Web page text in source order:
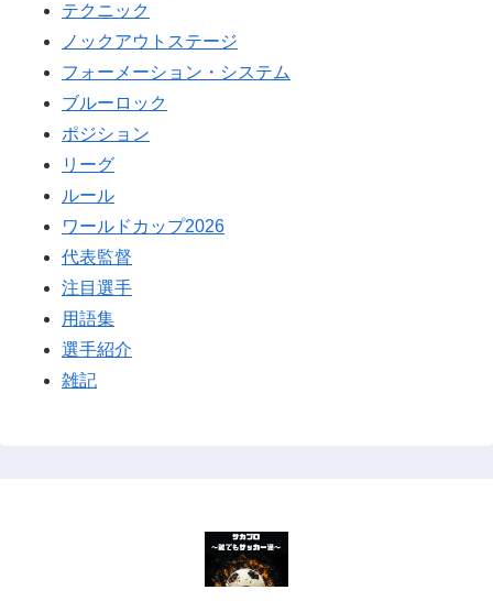
テクニック
ノックアウトステージ
フォーメーション・システム
ブルーロック
ポジション
リーグ
ルール
ワールドカップ2026
代表監督
注目選手
用語集
選手紹介
雑記